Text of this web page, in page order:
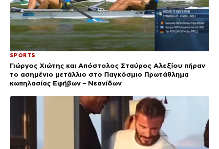
SPORTS
Γιώργος Χιώτης και Απόστολος Σταύρος Αλεξίου πήραν
το ασημένιο μετάλλιο στο Παγκόσμιο Πρωτάθλημα
κωπηλασίας Εφήβων – Νεανίδων